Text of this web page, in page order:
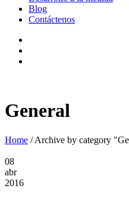
Blog
Contáctenos
General
Home /Archive by category
08
abr
2016